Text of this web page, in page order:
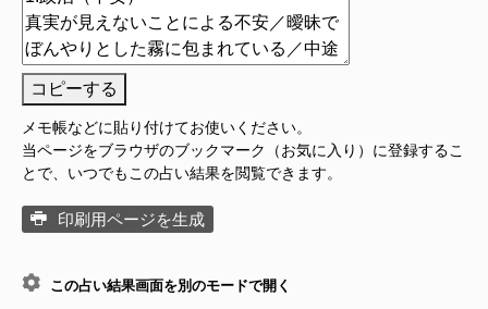
コピーする
メモ帳などに貼り付けてお使いください。
当ページをブラウザのブックマーク（お気に入り）に登録するこ
とで、いつでもこの占い結果を閲覧できます。
印刷用ページを生成
この占い結果画面を別のモードで開く